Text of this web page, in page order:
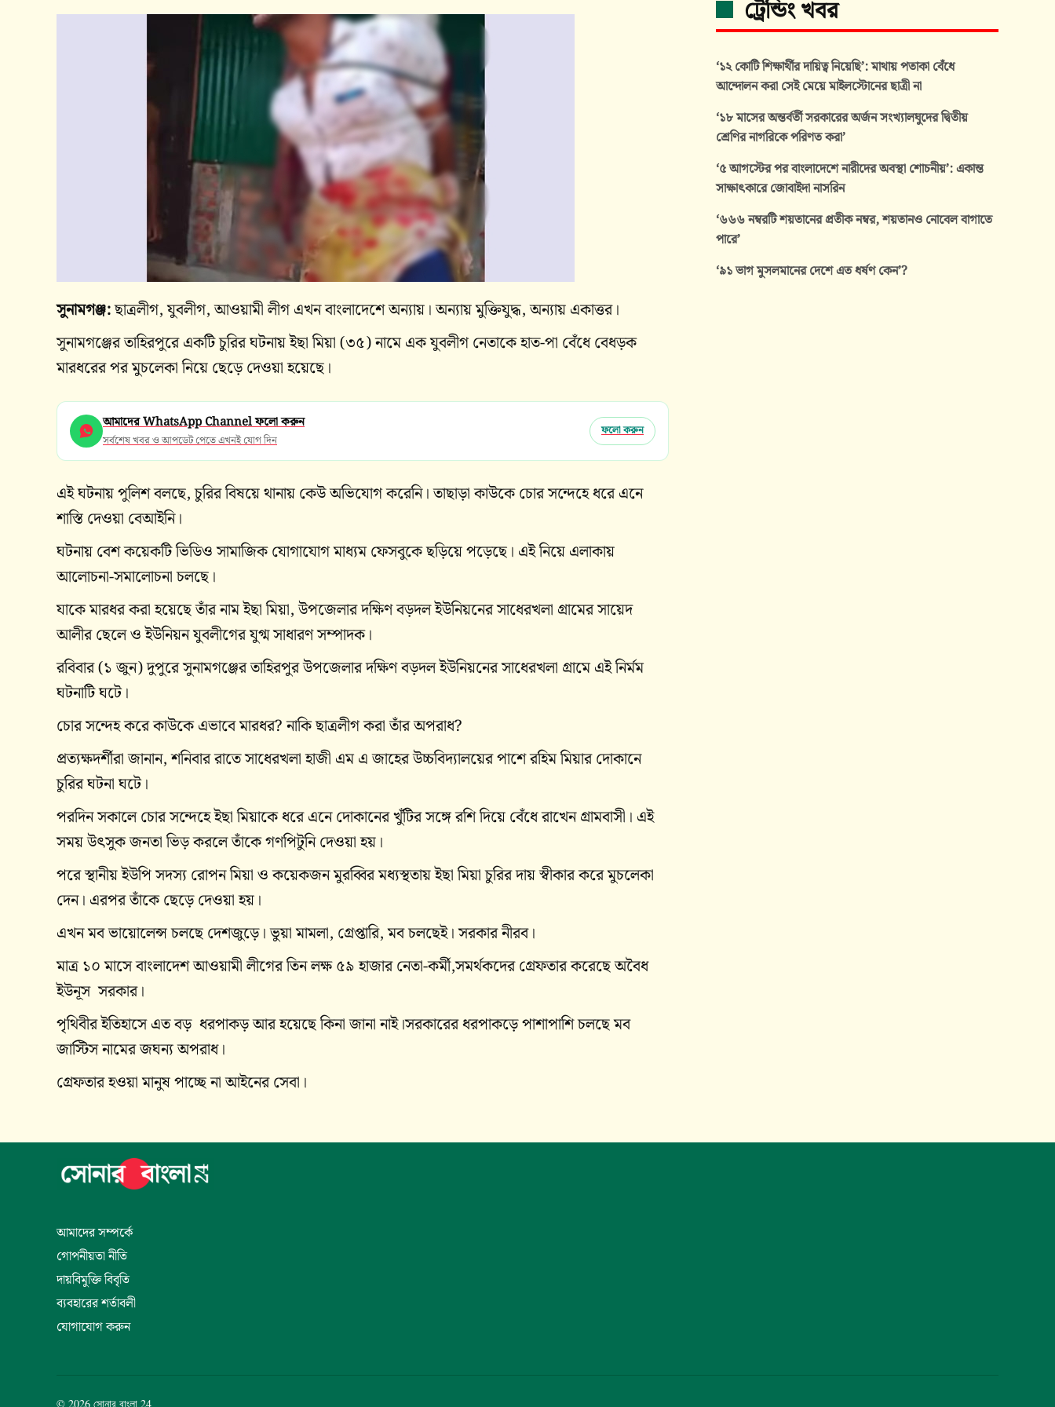
সুনামগঞ্জ:ছাত্রলীগ, যুবলীগ, আওয়ামী লীগ এখন বাংলাদেশে অন্যায়। অন্যায় মুক্তিযুদ্ধ, অন্যায় একাত্তর।
সুনামগঞ্জের তাহিরপুরে একটি চুরির ঘটনায় ইছা মিয়া (৩৫) নামে এক যুবলীগ নেতাকে হাত-পা বেঁধে বেধড়ক
মারধরের পর মুচলেকা নিয়ে ছেড়ে দেওয়া হয়েছে।
আমাদের WhatsApp Channel ফলো করুন
সর্বশেষ খবর ও আপডেট পেতে এখনই যোগ দিন
ফলো করুন
এই ঘটনায় পুলিশ বলছে, চুরির বিষয়ে থানায় কেউ অভিযোগ করেনি। তাছাড়া কাউকে চোর সন্দেহে ধরে এনে
শাস্তি দেওয়া বেআইনি।
ঘটনায় বেশ কয়েকটি ভিডিও সামাজিক যোগাযোগ মাধ্যম ফেসবুকে ছড়িয়ে পড়েছে। এই নিয়ে এলাকায়
আলোচনা-সমালোচনা চলছে।
যাকে মারধর করা হয়েছে তাঁর নাম ইছা মিয়া, উপজেলার দক্ষিণ বড়দল ইউনিয়নের সাধেরখলা গ্রামের সায়েদ
আলীর ছেলে ও ইউনিয়ন যুবলীগের যুগ্ম সাধারণ সম্পাদক।
রবিবার (১ জুন) দুপুরে সুনামগঞ্জের তাহিরপুর উপজেলার দক্ষিণ বড়দল ইউনিয়নের সাধেরখলা গ্রামে এই নির্মম
ঘটনাটি ঘটে।
চোর সন্দেহ করে কাউকে এভাবে মারধর? নাকি ছাত্রলীগ করা তাঁর অপরাধ?
প্রত্যক্ষদর্শীরা জানান, শনিবার রাতে সাধেরখলা হাজী এম এ জাহের উচ্চবিদ্যালয়ের পাশে রহিম মিয়ার দোকানে
চুরির ঘটনা ঘটে।
পরদিন সকালে চোর সন্দেহে ইছা মিয়াকে ধরে এনে দোকানের খুঁটির সঙ্গে রশি দিয়ে বেঁধে রাখেন গ্রামবাসী। এই
সময় উৎসুক জনতা ভিড় করলে তাঁকে গণপিটুনি দেওয়া হয়।
পরে স্থানীয় ইউপি সদস্য রোপন মিয়া ও কয়েকজন মুরব্বির মধ্যস্থতায় ইছা মিয়া চুরির দায় স্বীকার করে মুচলেকা
দেন। এরপর তাঁকে ছেড়ে দেওয়া হয়।
এখন মব ভায়োলেন্স চলছে দেশজুড়ে। ভুয়া মামলা, গ্রেপ্তারি, মব চলছেই। সরকার নীরব।
মাত্র ১০ মাসে বাংলাদেশ আওয়ামী লীগের তিন লক্ষ ৫৯ হাজার নেতা-কর্মী,সমর্থকদের গ্রেফতার করেছে অবৈধ
ইউনূস সরকার।
পৃথিবীর ইতিহাসে এত বড় ধরপাকড় আর হয়েছে কিনা জানা নাই।সরকারের ধরপাকড়ে পাশাপাশি চলছে মব
জাস্টিস নামের জঘন্য অপরাধ।
গ্রেফতার হওয়া মানুষ পাচ্ছে না আইনের সেবা।
ট্রেন্ডিং খবর
‘১২ কোটি শিক্ষার্থীর দায়িত্ব নিয়েছি’: মাথায় পতাকা বেঁধে
আন্দোলন করা সেই মেয়ে মাইলস্টোনের ছাত্রী না
‘১৮ মাসের অন্তর্বর্তী সরকারের অর্জন সংখ্যালঘুদের দ্বিতীয়
শ্রেণির নাগরিকে পরিণত করা’
‘৫ আগস্টের পর বাংলাদেশে নারীদের অবস্থা শোচনীয়’: একান্ত
সাক্ষাৎকারে জোবাইদা নাসরিন
‘৬৬৬ নম্বরটি শয়তানের প্রতীক নম্বর, শয়তানও নোবেল বাগাতে
পারে’
‘৯১ ভাগ মুসলমানের দেশে এত ধর্ষণ কেন’?
আমাদের সম্পর্কে
গোপনীয়তা নীতি
দায়বিমুক্তি বিবৃতি
ব্যবহারের শর্তাবলী
যোগাযোগ করুন
© 2026 সোনার বাংলা 24